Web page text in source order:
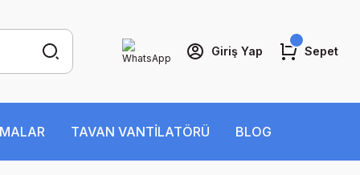
Giriş Yap Sepet
TAVAN VANTİLATÖRÜ BLOG